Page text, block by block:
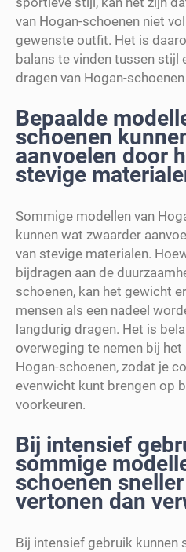
van Hogan-schoenen niet
gewenste outfit. Het is
balans te vinden tussen stijl
dragen van Hogan-
Bepaalde
schoenen
aanvoelen door
stevige
Sommige modellen van
kunnen wat zwaarder
van stevige materialen.
bijdragen aan de
schoenen, kan het gewicht
mensen als een nadeel
langdurig dragen. Het is
overweging te nemen bij het
Hogan-schoenen, zodat je
evenwicht kunt brengen op
voorkeuren.
Bij intensief
sommige
schoenen
vertonen dan
Bij intensief gebruik kunnen